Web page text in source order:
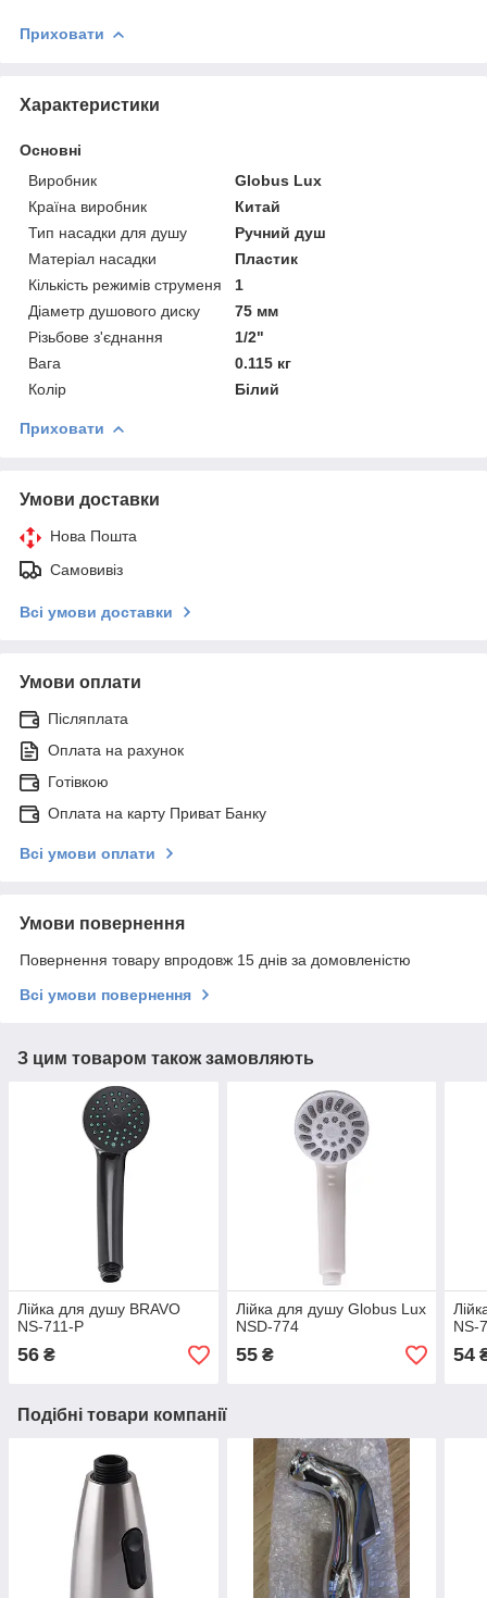
Приховати
Характеристики
Основні
Виробник
Globus Lux
Країна виробник
Китай
Тип насадки для душу
Ручний душ
Матеріал насадки
Пластик
Кількість режимів струменя
1
Діаметр душового диску
75 мм
Різьбове з'єднання
1/2"
Вага
0.115 кг
Колір
Білий
Приховати
Умови доставки
Нова Пошта
Самовивіз
Всі умови доставки
Умови оплати
Післяплата
Оплата на рахунок
Готівкою
Оплата на карту Приват Банку
Всі умови оплати
Умови повернення
Повернення товару впродовж 15 днів за домовленістю
Всі умови повернення
З цим товаром також замовляють
Лійка для душу BRAVO
NS-711-P
56 ₴
Лійка для душу Globus Lux
NSD-774
55₴
NS-
54
Подібні товари компанії